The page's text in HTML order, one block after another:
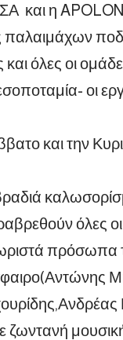
και η
όλες οι
οι
και την
όλες οι
ζωντανή